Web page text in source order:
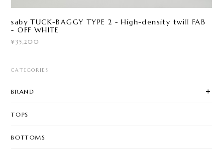
saby TUCK-BAGGY TYPE 2 - High-density twill FAB
- OFF WHITE
¥35,200
CATEGORIES
BRAND
TOPS
BOTTOMS